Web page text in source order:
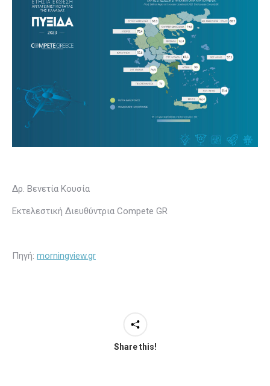
Δρ. Βενετία Κουσία
Εκτελεστική Διευθύντρια Compete GR
Πηγή: morningview.gr
Share this!